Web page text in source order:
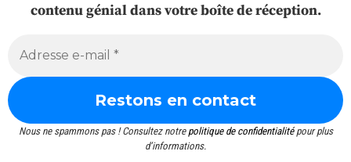
contenu génial dans votre boîte de réception.
Nous ne spammons pas ! Consultez notre politique de confidentialitépour plus
d’informations.